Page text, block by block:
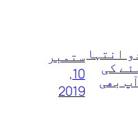
انتہا
کی
بھی
ستمبر
10,
2019